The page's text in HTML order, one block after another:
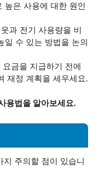
높은 사용에 대한 원인
과 전기 사용량을 비
일 수 있는 방법을 논의
요금을 지급하기 전에
재정 계획을 세우세요.
용법을 알아보세요.
주의할 점이 있습니